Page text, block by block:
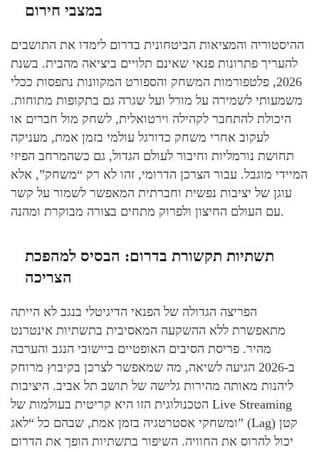
במצבי חירום
ההיסטוריה והמציאות הביטחונית בדרום לימדו את התושבים
להעריך פתרונות פנאי שאינם תלויים ביציאה מהבית. בשנת
2026, פלטפורמות המשחק והספורט המקוונות נתפסות ככלי
משמעותי לשמירה על מורל ועל שגרה גם בתקופות מתוחות.
היכולת להתחבר לקהילה וירטואלית, לשחק מול חברים או
לעקוב אחרי משחק כדורגל עולמי בזמן אמת, מעניקה
תחושת נורמליות וחיבור לעולם הגדול, גם כשהמרחב הפיזי
המיידי מוגבל. עבור הצרכן הדרומי, זהו לא רק “משחק”, אלא
עוגן של יציבות נפשית וחברתית המאפשר לשמור על קשר
עם העולם החיצון ולפרוק מתחים בצורה מבוקרת ומהנה.
תשתיות תקשורת בדרום: הבסיס למהפכת
הצריכה
הפריצה הגדולה של הפנאי הדיגיטלי בנגב לא הייתה
מתאפשרת ללא ההשקעה המאסיבית בתשתיות אינטרנט
מהיר. פריסת הסיבים האופטיים ביישובי הנגב והערבה
ב-2026 הגיעה לשיאה, מה שמאפשר לצרכן בקיבוץ מרוחק
ליהנות מאותה מהירות גלישה של תושב תל אביב. היציבות
הטכנולוגית הזו היא קריטית בעולמות של Live Streaming
ומשחקי אסטרטגיה בזמן אמת, שבהם כל “לאג” (Lag) קטן
יכול להרוס את החוויה. השיפור בתשתיות הופך את הדרום